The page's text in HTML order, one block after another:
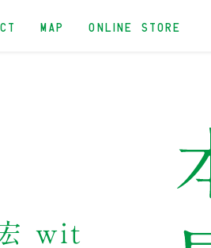
MAP ONLINE STORE
ｗｉｔ